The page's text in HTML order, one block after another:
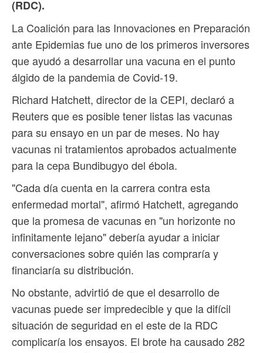
(RDC).
La Coalición para las Innovaciones en Preparación
ante Epidemias fue uno de los primeros inversores
que ayudó a desarrollar una vacuna en el punto
álgido de la pandemia de Covid-19.
Richard Hatchett, director de la CEPI, declaró a
Reuters que es posible tener listas las vacunas
para su ensayo en un par de meses. No hay
vacunas ni tratamientos aprobados actualmente
para la cepa Bundibugyo del ébola.
"Cada día cuenta en la carrera contra esta
enfermedad mortal", afirmó Hatchett, agregando
que la promesa de vacunas en "un horizonte no
infinitamente lejano" debería ayudar a iniciar
conversaciones sobre quién las compraría y
financiaría su distribución.
No obstante, advirtió de que el desarrollo de
vacunas puede ser impredecible y que la difícil
situación de seguridad en el este de la RDC
complicaría los ensayos. El brote ha causado 282